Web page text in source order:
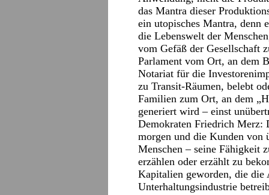
das Mantra dieser
ein utopisches Mantra, denn
die Lebenswelt der
vom Gefäß der Gesellschaft
Parlament vom Ort, an dem
Notariat für die
zu Transit-Räumen, belebt
Familien zum Ort, an dem
generiert wird – einst
Demokraten Friedrich Merz:
morgen und die Kunden von
Menschen – seine Fähigkeit
erzählen oder erzählt zu
Kapitalien geworden, die die
Unterhaltungsindustrie